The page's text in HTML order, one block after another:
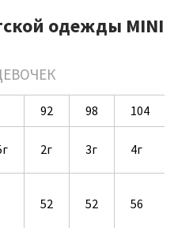
одежды MINI
92 98
104
2г 3г 4г
52 52 56